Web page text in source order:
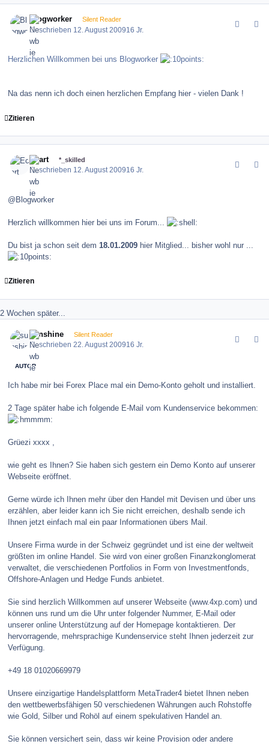
Blogworker Silent Reader
Geschrieben 12. August 200916 Jr.
Herzlichen Willkommen bei uns Blogworker
Na das nenn ich doch einen herzlichen Empfang hier - vielen Dank !
Zitieren
Ecart *_skilled
Geschrieben 12. August 200916 Jr.
@Blogworker
Herzlich willkommen hier bei uns im Forum...
Du bist ja schon seit dem 18.01.2009 hier Mitglied... bisher wohl nur ...
Zitieren
2 Wochen später...
sunshine Silent Reader
Geschrieben22. August 200916 Jr.
AUTOR
Ich habe mir bei Forex Place mal ein Demo-Konto geholt und installiert.
2 Tage später habe ich folgende E-Mail vom Kundenservice bekommen:
Grüezi xxxx ,
wie geht es Ihnen? Sie haben sich gestern ein Demo Konto auf unserer
Webseite eröffnet.
Gerne würde ich Ihnen mehr über den Handel mit Devisen und über uns
erzählen, aber leider kann ich Sie nicht erreichen, deshalb sende ich
Ihnen jetzt einfach mal ein paar Informationen übers Mail.
Unsere Firma wurde in der Schweiz gegründet und ist eine der weltweit
größten im online Handel. Sie wird von einer großen Finanzkonglomerat
verwaltet, die verschiedenen Portfolios in Form von Investmentfonds,
Offshore-Anlagen und Hedge Funds anbietet.
Sie sind herzlich Willkommen auf unserer Webseite (www.4xp.com) und
können uns rund um die Uhr unter folgender Nummer, E-Mail oder
unserer online Unterstützung auf der Homepage kontaktieren. Der
hervorragende, mehrsprachige Kundenservice steht Ihnen jederzeit zur
Verfügung.
+49 18 01020669979
Unsere einzigartige Handelsplattform MetaTrader4 bietet Ihnen neben
den wettbewerbsfähigen 50 verschiedenen Währungen auch Rohstoffe
wie Gold, Silber und Rohöl auf einem spekulativen Handel an.
Sie können versichert sein, dass wir keine Provision oder andere